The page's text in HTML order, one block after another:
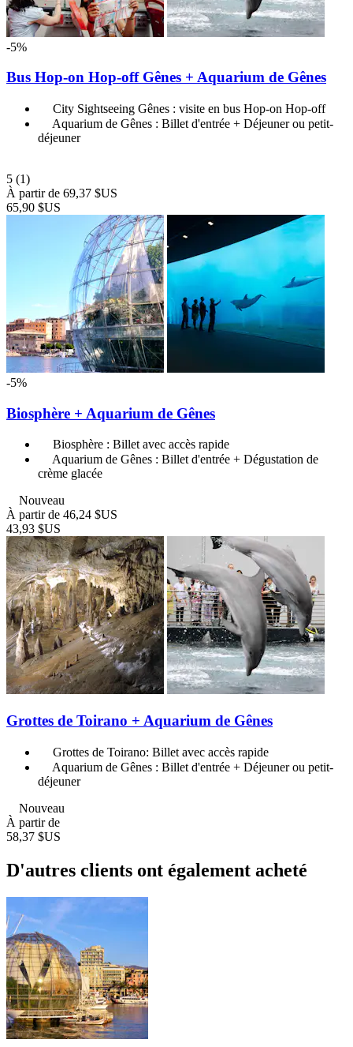
-5%
Bus Hop-on Hop-off Gênes + Aquarium de Gênes
City Sightseeing Gênes : visite en bus Hop-on Hop-off
Aquarium de Gênes : Billet d'entrée + Déjeuner ou petit-
déjeuner
5 (1)
À partir de 69,37 $US
65,90 $US
-5%
Biosphère + Aquarium de Gênes
Biosphère : Billet avec accès rapide
Aquarium de Gênes : Billet d'entrée + Dégustation de
crème glacée
Nouveau
À partir de 46,24 $US
43,93 $US
Grottes de Toirano + Aquarium de Gênes
Grottes de Toirano: Billet avec accès rapide
Aquarium de Gênes : Billet d'entrée + Déjeuner ou petit-
déjeuner
Nouveau
À partir de
58,37 $US
D'autres clients ont également acheté